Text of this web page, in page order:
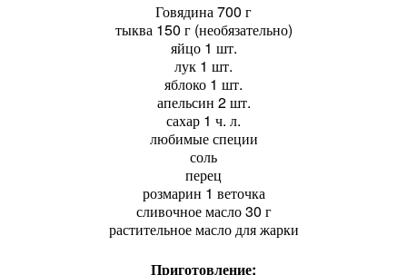
Говядина 700 г
тыква 150 г (необязательно)
яйцо 1 шт.
лук 1 шт.
яблоко 1 шт.
апельсин 2 шт.
сахар 1 ч. л.
любимые специи
соль
перец
розмарин 1 веточка
сливочное масло 30 г
растительное масло для жарки
Приготовление: